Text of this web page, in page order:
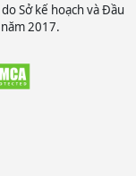
Sở kế hoạch và Đầu
2017.